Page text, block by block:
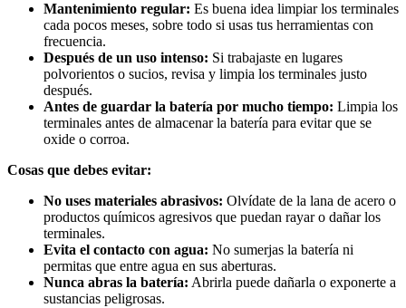
Mantenimiento regular: Es buena idea limpiar los terminales
cada pocos meses, sobre todo si usas tus herramientas con
frecuencia.
Después de un uso intenso: Si trabajaste en lugares
polvorientos o sucios, revisa y limpia los terminales justo
después.
Antes de guardar la batería por mucho tiempo: Limpia los
terminales antes de almacenar la batería para evitar que se
oxide o corroa.
Cosas que debes evitar:
No uses materiales abrasivos: Olvídate de la lana de acero o
productos químicos agresivos que puedan rayar o dañar los
terminales.
Evita el contacto con agua: No sumerjas la batería ni
permitas que entre agua en sus aberturas.
Nunca abras la batería: Abrirla puede dañarla o exponerte a
sustancias peligrosas.